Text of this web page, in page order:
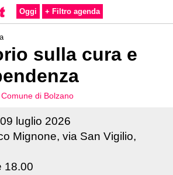
Oggi + Filtro agenda
sulla cura e
Comune di Bolzano
09 luglio 2026
Mignone, via San Vigilio,
18.00